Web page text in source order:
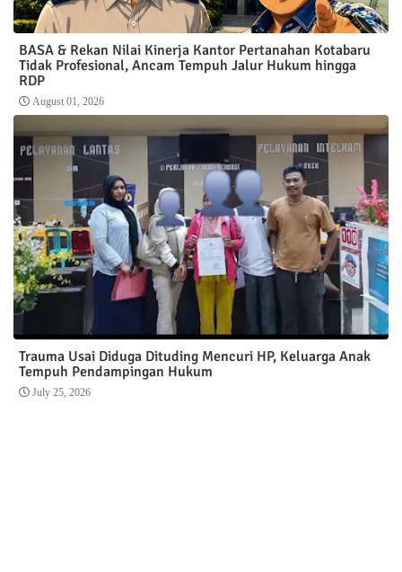
BASA & Rekan Nilai Kinerja Kantor Pertanahan Kotabaru
Tidak Profesional, Ancam Tempuh Jalur Hukum hingga
RDP
August 01, 2026
Trauma Usai Diduga Dituding Mencuri HP, Keluarga Anak
Tempuh Pendampingan Hukum
July 25, 2026